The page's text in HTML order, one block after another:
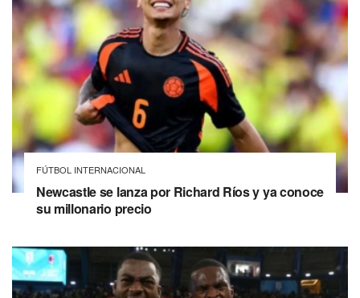
FÚTBOL INTERNACIONAL
Newcastle se lanza por Richard Ríos y ya conoce
su millonario precio